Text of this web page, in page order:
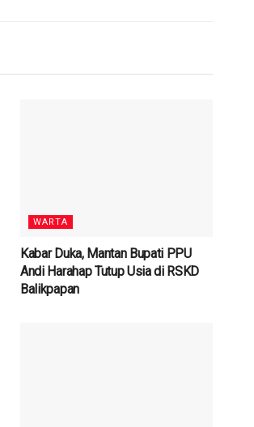
WARTA
Kabar Duka, Mantan Bupati PPU
Andi Harahap Tutup Usia di RSKD
Balikpapan